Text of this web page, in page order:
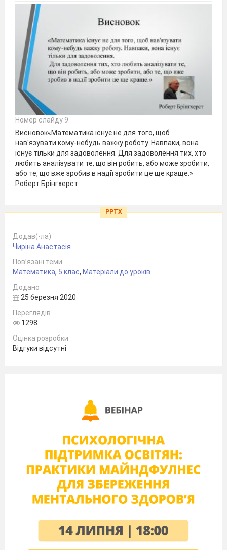
Номер слайду 9
Висновок«Математика існує не для того, щоб
нав'язувати кому-небудь важку роботу. Навпаки, вона
існує тільки для задоволення. Для задоволення тих, хто
любить аналізувати те, що він робить, або може зробити,
або те, що вже зробив в надії зробити це ще краще.»
Роберт Брінгхерст
PPTX
Додав(-ла)
Чиріна Анастасія
Пов’язані теми
Математика, 5 клас, Матеріали до уроків
Додано
25 березня 2020
Переглядів
1298
Оцінка розробки
Відгуки відсутні